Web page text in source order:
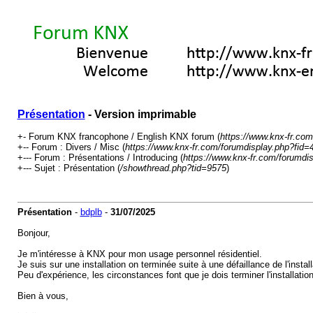
Présentation - Version imprimable
+- Forum KNX francophone / English KNX forum (https://www.knx-fr.com
+-- Forum : Divers / Misc (https://www.knx-fr.com/
+--- Forum : Présentations / Introducing (https://www.knx-fr.com/
+--- Sujet : Présentation (/showthread.php?tid=9575)
Présentation- bdplb- 31/07/2025
Bonjour,
Je m'intéresse à KNX pour mon usage personnel résidentiel.
Je suis sur une installation on terminée suite à une défaillance de
Peu d'expérience, les circonstances font que je dois terminer
Bien à vous,